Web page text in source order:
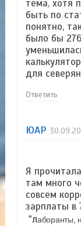
тема, хотя
быть по
понятно,
было бы
для
Ответить
ЮАР
Я
там много
совсем
зарплаты в
"лаборанты,